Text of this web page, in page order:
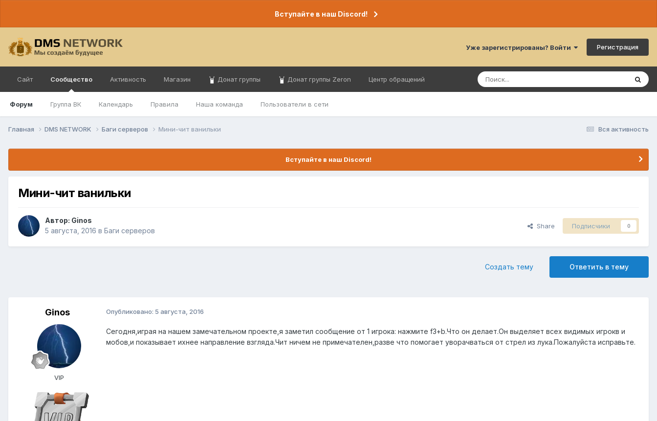
Вступайте в наш Discord!
Уже зарегистрированы? Войти Регистрация
Сайт Сообщество
Форум Группа ВК Календарь Правила Наша команда Пользователи в сети
Активность Магазин Донат группы Донат группы Zeron Центр обращений
Вся активность
Главная DMS NETWORK Баги серверов Мини-чит ванильки
Вступайте в наш Discord!
Мини-чит ванильки
Автор: Ginos
5 августа, 2016 в Баги серверов
Share Подписчики 0
Ответить в тему
Создать тему
Ginos
VIP
Опубликовано: 5 августа, 2016
Сегодня,играя на нашем замечательном проекте,я заметил сообщение от 1 игрока: нажмите f3+b.Что он делает.Он выделяет всех видимых игрокв и
мобов,и показывает ихнее направление взгляда.Чит ничем не примечателен,разве что помогает уворачваться от стрел из лука.Пожалуйста исправьте.